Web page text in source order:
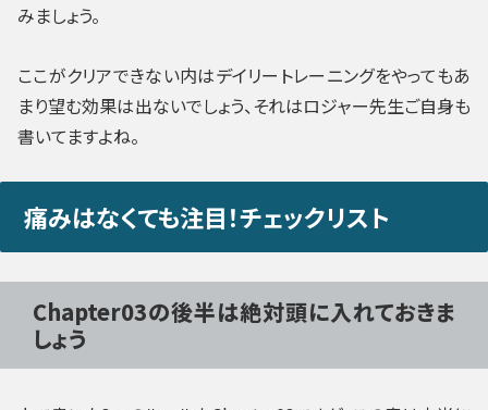
みましょう。
ここがクリアできない内はデイリートレーニングをやってもあ
まり望む効果は出ないでしょう、それはロジャー先生ご自身も
書いてますよね。
痛みはなくても注目！チェックリスト
Chapter03の後半は絶対頭に入れておきま
しょう